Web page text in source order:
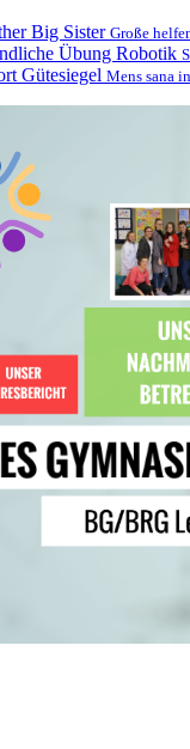
Big Sister Große
Übung Robotik
Gütesiegel Mens sana